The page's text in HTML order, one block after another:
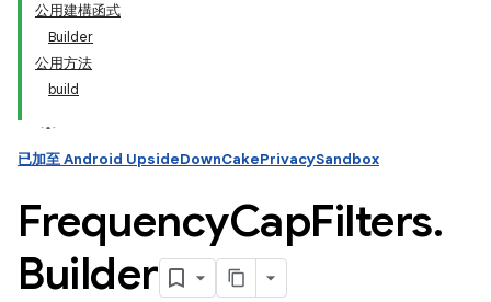
公用建構函式
Builder
公用方法
build
已加至 Android UpsideDownCakePrivacySandbox
FrequencyCapFilters.
Builder